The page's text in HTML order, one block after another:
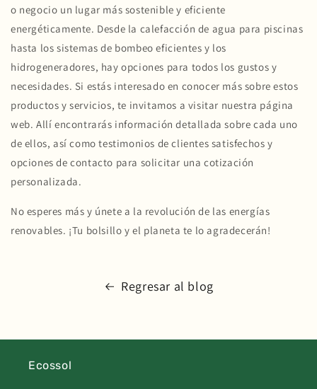
o negocio un lugar más sostenible y eficiente
energéticamente. Desde la calefacción de agua para piscinas
hasta los sistemas de bombeo eficientes y los
hidrogeneradores, hay opciones para todos los gustos y
necesidades. Si estás interesado en conocer más sobre estos
productos y servicios, te invitamos a visitar nuestra página
web. Allí encontrarás información detallada sobre cada uno
de ellos, así como testimonios de clientes satisfechos y
opciones de contacto para solicitar una cotización
personalizada.
No esperes más y únete a la revolución de las energías
renovables. ¡Tu bolsillo y el planeta te lo agradecerán!
Regresar al blog
Ecossol